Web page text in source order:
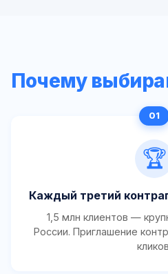
Почему
🏆
Каждый третий
1,5 млн клиентов —
России. Приглашение